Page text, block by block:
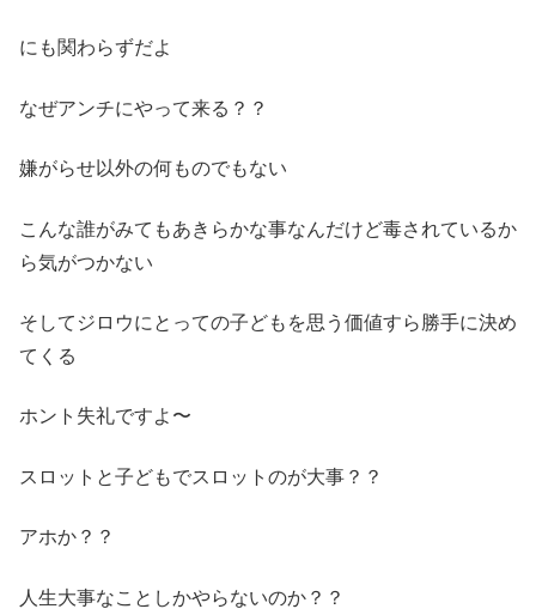
にも関わらずだよ
なぜアンチにやって来る？？
嫌がらせ以外の何ものでもない
こんな誰がみてもあきらかな事なんだけど毒されているか
ら気がつかない
そしてジロウにとっての子どもを思う価値すら勝手に決め
てくる
ホント失礼ですよ〜
スロットと子どもでスロットのが大事？？
アホか？？
人生大事なことしかやらないのか？？